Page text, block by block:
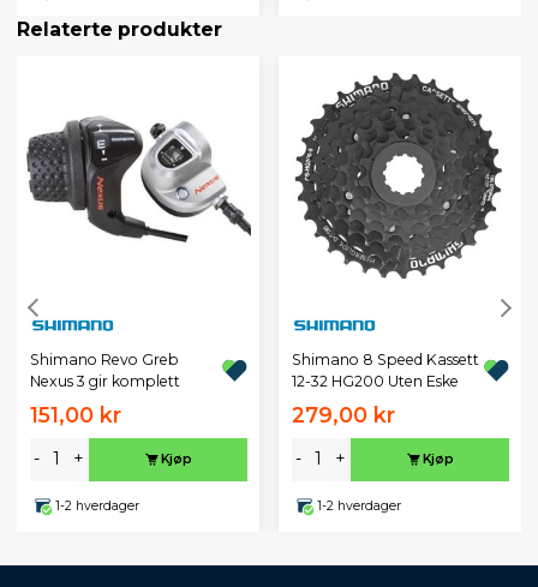
Relaterte produkter
Shimano Revo Greb
Nexus 3 gir komplett
151,00 kr
- + Kjøp
1-2 hverdager
Shimano 8 Speed Kassett
12-32 HG200 Uten Eske
279,00 kr
- + Kjøp
1-2 hverdager